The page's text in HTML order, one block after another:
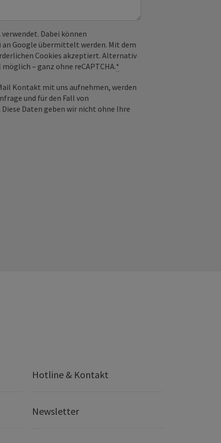
Dabei können
an Google übermittelt werden. Mit dem
Cookies akzeptiert. Alternativ
– ganz ohne reCAPTCHA.*
Kontakt mit uns aufnehmen, werden
und für den Fall von
Daten geben wir nicht ohne Ihre
Hotline & Kontakt
Newsletter